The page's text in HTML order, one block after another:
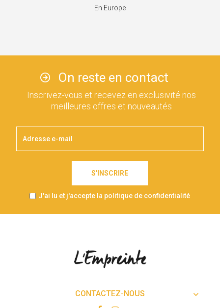
En Europe
On reste en contact
Inscrivez-vous et recevez en exclusivité nos
meilleures offres et nouveautés
S'INSCRIRE
J'ai lu et j'accepte la politique de confidentialité
CONTACTEZ-NOUS 